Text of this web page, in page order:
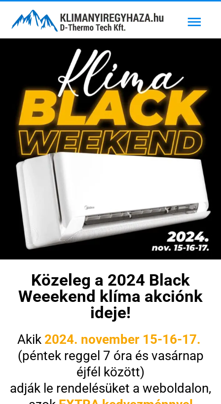
Közeleg a 2024 Black
Weeekend klíma akciónk
ideje!
Akik 2024. november 15-16-17.
(péntek reggel 7 óra és vasárnap
éjfél között)
adják le rendelésüket a weboldalon,